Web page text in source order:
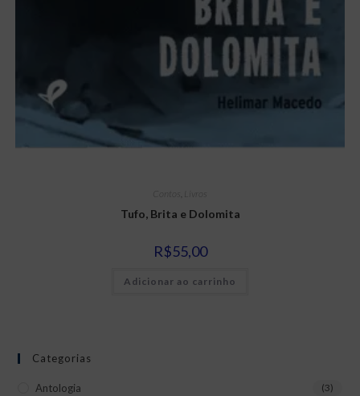
Tufo, Brita e Dolomita
R$55,00
Adicionar ao carrinho
Categorias
Antologia (3)